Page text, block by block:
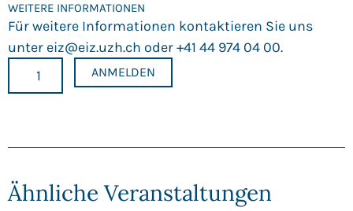
WEITERE INFORMATIONEN
Für weitere Informationen kontaktieren Sie uns
unter eiz@eiz.uzh.ch oder +41 44 974 04 00.
ANMELDEN
Ähnliche Veranstaltungen